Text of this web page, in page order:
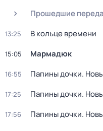
Прошедшие
13:25 В кольце времени
15:05 Мармадюк
16:55 Папины дочки.
17:25 Папины дочки.
17:56 Папины дочки.